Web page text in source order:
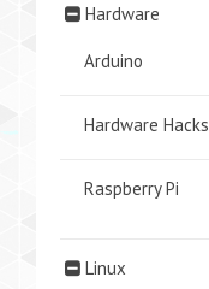
Hardware
Arduino
Hardware Hacks
Raspberry Pi
Linux